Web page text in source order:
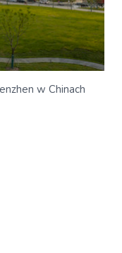
w Chinach